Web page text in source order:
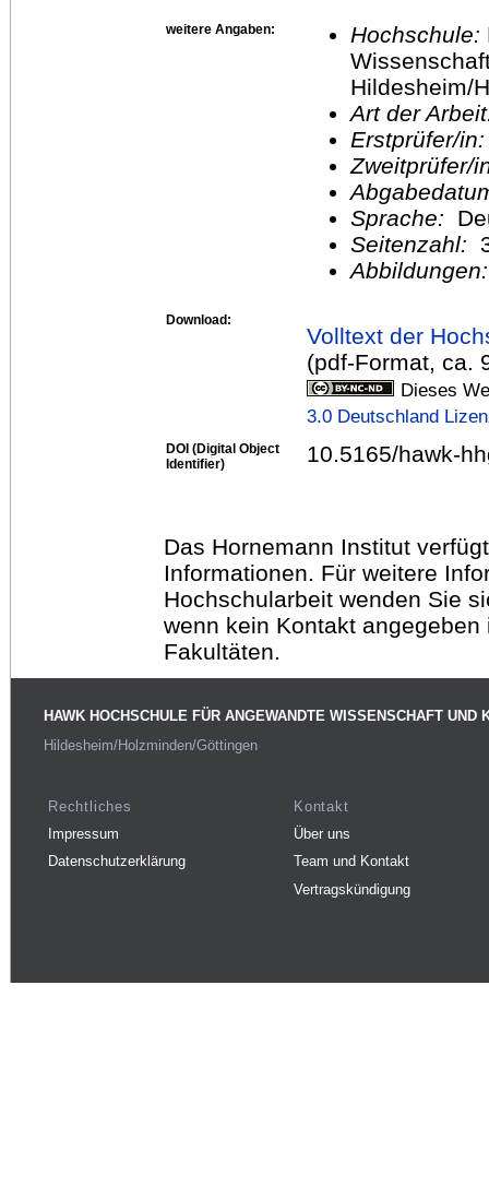
weitere Angaben: Hochschule:
Hildesheim/
Art der
Erstprüfer/
Sprache:
Seitenzahl:
Download:
Volltext der
(pdf-Format, ca.
Dieses
3.0 Deutschland
DOI (Digital Object
Identifier)
10.5165/hawk-
Das Hornemann Institut
Informationen. Für weitere
Hochschularbeit wenden Sie
wenn kein Kontakt
Fakultäten.
HAWK HOCHSCHULE FÜR ANGEWANDTE WISSENSCHAFT UND
Hildesheim/Holzminden/Göttingen
Rechtliches
Impressum
Datenschutzerklärung
Kontakt
Über uns
Team und Kontakt
Vertragskündigung